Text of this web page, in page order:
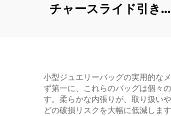
チャースライド引き出
ル装飾ケース｜シグネ
チャージュエルリー
ックス
小型ジュエリーバッグの実用的な
ず第一に、これらのバッグは個々
す。柔らかな内張りが、取り扱い
どの破損リスクを大幅に低減しま